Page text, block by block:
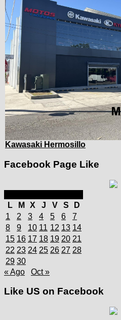
Kawasaki Hermosillo
Facebook Page Like
L
M X J V S
D
1
2 3 4 5 6
7
8
9 10 11 12 13 14
15 16 17 18 19 20 21
22 23 24 25 26 27 28
29 30
« Ago
Oct »
Like US on Facebook